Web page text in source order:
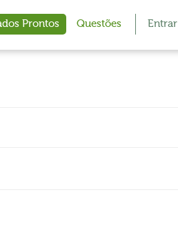
Prontos Questões Entrar